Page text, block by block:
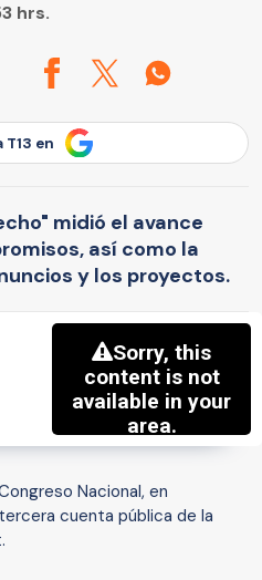
hrs.
T13 en
midió el avance
así como la
y los proyectos.
Nacional, en
cuenta pública de la